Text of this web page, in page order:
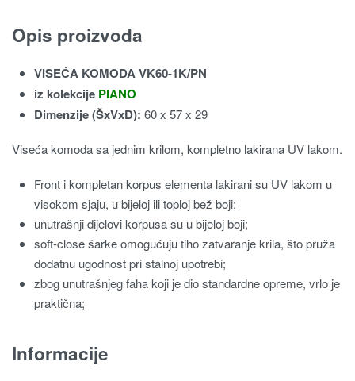
Opis proizvoda
VISEĆA KOMODA VK60-1K/PN
iz kolekcije PIANO
Dimenzije (ŠxVxD): 60 x 57 x 29
Viseća komoda sa jednim krilom, kompletno lakirana UV lakom.
Front i kompletan korpus elementa lakirani su UV lakom u
visokom sjaju, u bijeloj ili toploj bež boji;
unutrašnji dijelovi korpusa su u bijeloj boji;
soft-close šarke omogućuju tiho zatvaranje krila, što pruža
dodatnu ugodnost pri stalnoj upotrebi;
zbog unutrašnjeg faha koji je dio standardne opreme, vrlo je
praktična;
Informacije